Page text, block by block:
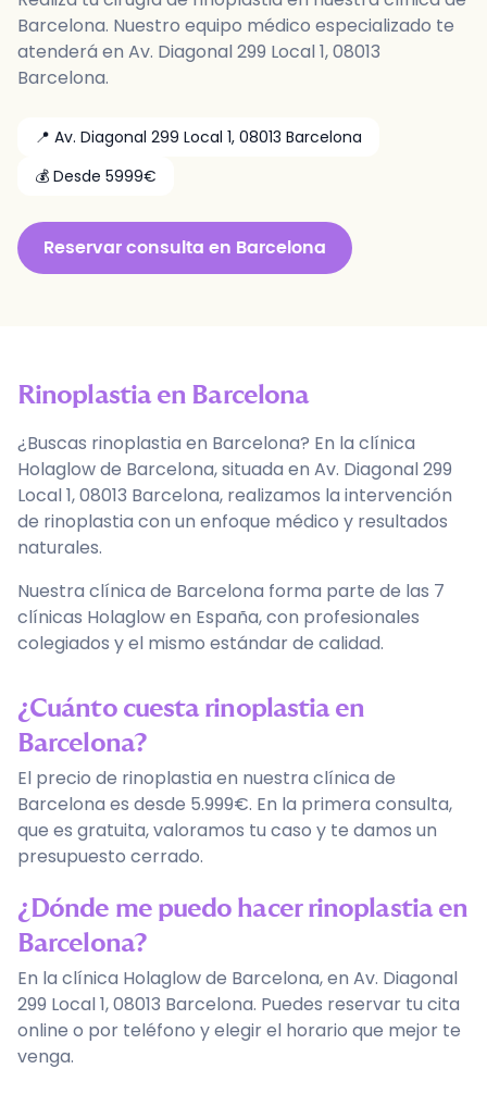
Barcelona. Nuestro equipo médico especializado te
atenderá en Av. Diagonal 299 Local 1,08013
Barcelona.
📍 Av. Diagonal 299 Local 1, 08013 Barcelona
💰 Desde 5999€
Reservar consulta en Barcelona
Rinoplastiaen Barcelona
¿Buscas rinoplastia en Barcelona? En la clínica
Holaglow de Barcelona, situada en Av. Diagonal 299
Local 1, 08013 Barcelona, realizamos la intervención
de rinoplastia con un enfoque médico y resultados
naturales.
Nuestra clínica de Barcelona forma parte de las 7
clínicas Holaglow en España, con profesionales
colegiados y el mismo estándar de calidad.
¿Cuánto cuesta rinoplastia en
Barcelona?
El precio de rinoplastia en nuestra clínica de
Barcelona es desde 5.999€. En la primera consulta,
que es gratuita, valoramos tu caso y te damos un
presupuesto cerrado.
¿Dónde me puedo hacer rinoplastia en
Barcelona?
En la clínica Holaglow de Barcelona, en Av. Diagonal
299 Local 1, 08013 Barcelona. Puedes reservar tu cita
online o por teléfono y elegir el horario que mejor te
venga.